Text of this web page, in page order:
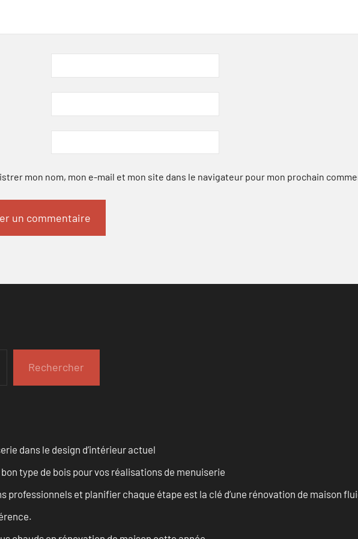
mon nom, mon e-mail et mon site dans le navigateur pour mon prochain
Rechercher
dans le design d’intérieur actuel
type de bois pour vos réalisations de menuiserie
professionnels et planifier chaque étape est la clé d’une rénovation de maison